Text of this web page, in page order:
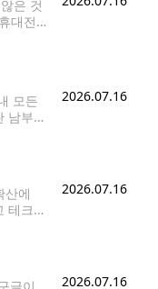
은 것
대전
모든
남부
2026.07.16
산에
테크
2026.07.16
글이 2026.07.16